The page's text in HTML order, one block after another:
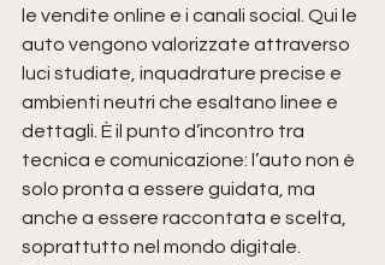
le vendite online e i canali social. Qui le
auto vengono valorizzate attraverso
luci studiate, inquadrature precise e
ambienti neutri che esaltano linee e
dettagli. È il punto d’incontro tra
tecnica e comunicazione: l’auto non è
solo pronta a essere guidata, ma
anche a essere raccontata e scelta,
soprattutto nel mondo digitale.